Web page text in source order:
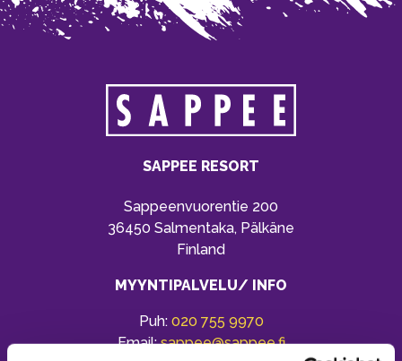
SAPPEE RESORT
Sappeenvuorentie 200
36450 Salmentaka, Pälkäne
Finland
MYYNTIPALVELU/ INFO
Puh: 020 755 9970
Email:sappee@sappee.fi